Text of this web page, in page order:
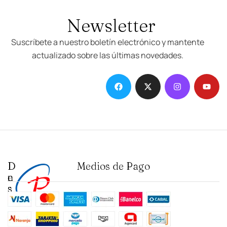
Newsletter
Suscríbete a nuestro boletín electrónico y mantente
actualizado sobre las últimas novedades.
D
e
s
t
a
c
I
n
s
t
i
t
Medios de Pago